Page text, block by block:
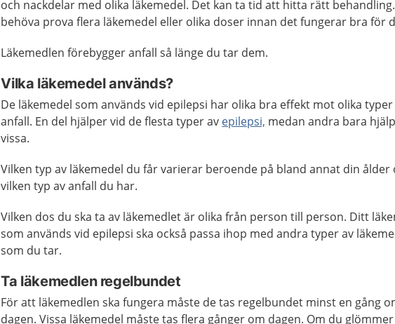
och nackdelar med olika läkemedel. Det kan ta tid att hitta rätt
behöva prova flera läkemedel eller olika doser innan det fungerar bra för
Läkemedlen förebygger anfall så länge du tar dem.
Vilka läkemedel används?
De läkemedel som används vid epilepsi har olika bra effekt mot olika typer
anfall. En del hjälper vid de flesta typer av epilepsi, medan andra bara
vissa.
Vilken typ av läkemedel du får varierar beroende på bland annat din ålder
vilken typ av anfall du har.
Vilken dos du ska ta av läkemedlet är olika från person till person. Ditt
som används vid epilepsi ska också passa ihop med andra typer av
som du tar.
Ta läkemedlen regelbundet
För att läkemedlen ska fungera måste de tas regelbundet minst en gång
dagen. Vissa läkemedel måste tas flera gånger om dagen. Om du